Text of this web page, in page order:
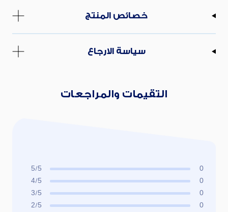
خصائص المنتج
سياسة الارجاع
التقيمات والمراجعات
0
2/5
0
3/5
0
4/5
0
5/5